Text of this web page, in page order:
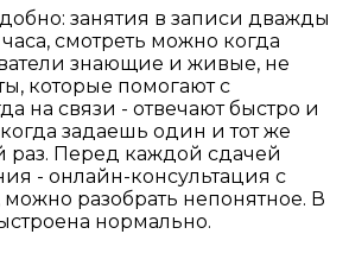
занятия в записи дважды
смотреть можно когда
знающие и живые, не
которые помогают с
на связи - отвечают быстро и
задаешь один и тот же
раз. Перед каждой сдачей
- онлайн-консультация с
разобрать непонятное. В
нормально.